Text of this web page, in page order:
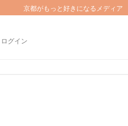
京都がもっと好きになるメディア
ログイン